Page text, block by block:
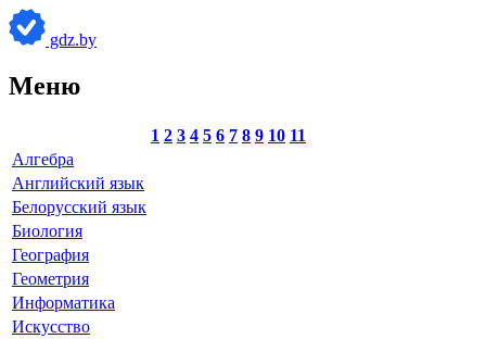
gdz.by
Меню
1 2 3 4 5 6 7 8 9 10 11
Алгебра
Английский язык
Белорусский язык
Биология
География
Геометрия
Информатика
Искусство